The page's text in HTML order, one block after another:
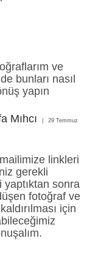
ve
bunları nasıl
yapın
Mıhcı 29 Temmuz
linkleri
gerekli
yaptıktan sonra
fotoğraf ve
için